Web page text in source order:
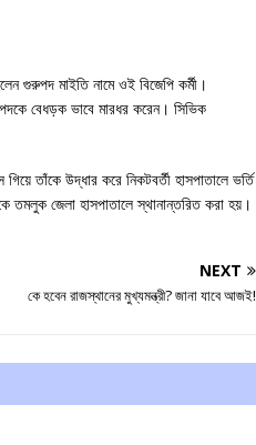
গুরুপদ মাইতি নামে ওই বিজেপি কর্মী।
বেধড়ক ভাবে মারধর করেন। সিভিক
তাঁকে উদ্ধার করে নিকটবর্তী হাসপাতালে ভর্তি
জেলা হাসপাতালে স্থানান্তরিত করা হয়।
NEXT
কে হবেন রাজস্থানের মুখ্যমন্ত্রী? জানা যাবে আজই!